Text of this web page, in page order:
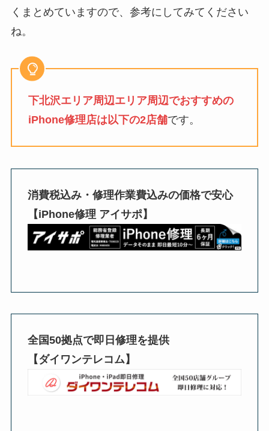
くまとめていますので、参考にしてみてください
ね。
下北沢エリア周辺エリア周辺でおすすめの
iPhone修理店は以下の2店舗です。
消費税込み・修理作業費込みの価格で安心
【iPhone修理 アイサポ】
全国50拠点で即日修理を提供
【ダイワンテレコム】